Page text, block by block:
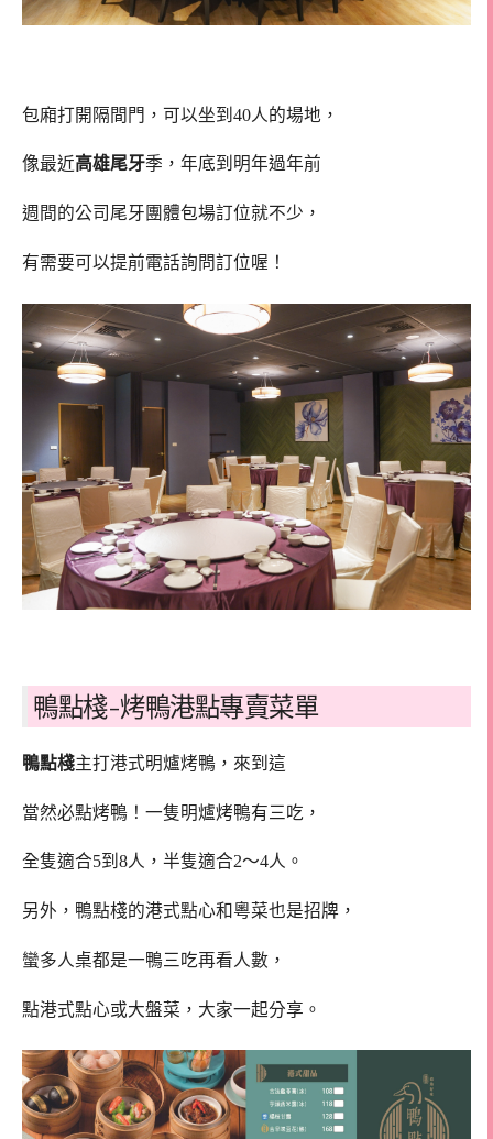
包廂打開隔間門，可以坐到40人的場地，
像最近高雄尾牙季，年底到明年過年前
週間的公司尾牙團體包場訂位就不少，
有需要可以提前電話詢問訂位喔！
鴨點棧-烤鴨港點專賣菜單
鴨點棧主打港式明爐烤鴨，來到這
當然必點烤鴨！一隻明爐烤鴨有三吃，
全隻適合5到8人，半隻適合2～4人。
另外，鴨點棧的港式點心和粵菜也是招牌，
蠻多人桌都是一鴨三吃再看人數，
點港式點心或大盤菜，大家一起分享。